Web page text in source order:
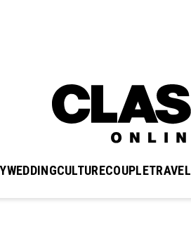
WEDDINGCULTURECOUPLETRAVEL